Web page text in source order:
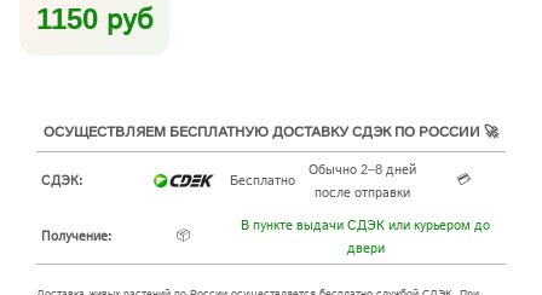
1150 руб
ОСУЩЕСТВЛЯЕМ БЕСПЛАТНУЮ ДОСТАВКУ СДЭК ПО РОССИИ 🚀
СДЭК: Бесплатно
Обычно 2–8 дней
после отправки
💳
Получение: 📦
В пункте выдачи СДЭК или курьером до
двери